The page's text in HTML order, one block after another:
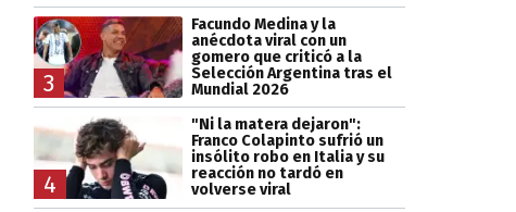
3
Facundo Medina y la
anécdota viral con un
gomero que criticó a la
Selección Argentina tras el
Mundial 2026
4
"Ni la matera dejaron":
Franco Colapinto sufrió un
insólito robo en Italia y su
reacción no tardó en
volverse viral